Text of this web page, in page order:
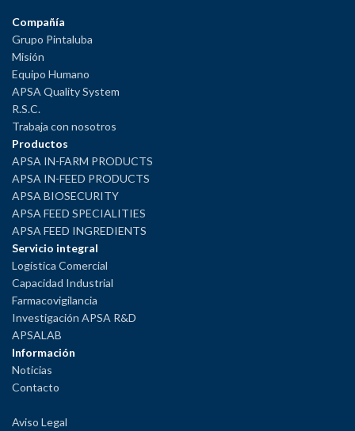
Compañía
Grupo Pintaluba
Misión
Equipo Humano
APSA Quality System
R.S.C.
Trabaja con nosotros
Productos
APSA IN-FARM PRODUCTS
APSA IN-FEED PRODUCTS
APSA BIOSECURITY
APSA FEED SPECIALITIES
APSA FEED INGREDIENTS
Servicio integral
Logística Comercial
Capacidad Industrial
Farmacovigilancia
Investigación APSA R&D
APSALAB
Información
Noticias
Contacto
Aviso Legal